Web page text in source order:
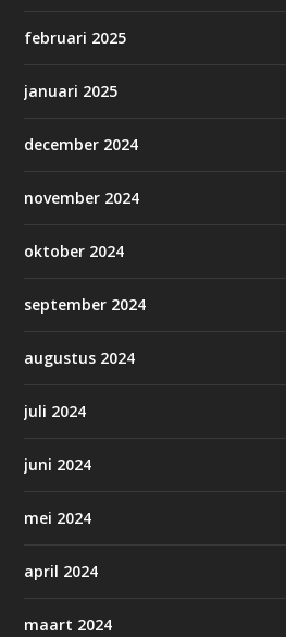
februari 2025
januari 2025
december 2024
november 2024
oktober 2024
september 2024
augustus 2024
juli 2024
juni 2024
mei 2024
april 2024
maart 2024